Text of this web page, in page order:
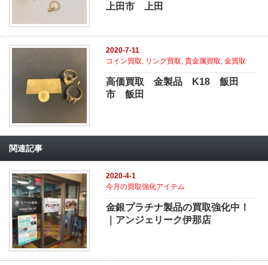
上田市 上田
2020-7-11
コイン買取, リング買取,貴金属買取,金買取
高価買取 金製品 K18 飯田
市 飯田
関連記事
2020-4-1
今月の買取強化アイテム
金銀プラチナ製品の買取強化中！
｜アンジェリーク伊那店